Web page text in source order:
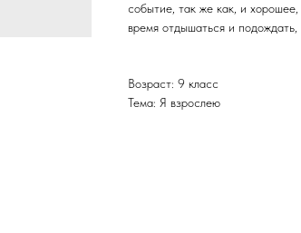
событие, так же как, и
время отдышаться и
Возраст: 9 класс
Тема: Я взрослею